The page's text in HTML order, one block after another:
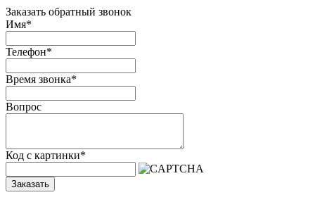
Заказать обратный звонок
Имя*
Телефон*
Время звонка*
Вопрос
Код с картинки*
Заказать